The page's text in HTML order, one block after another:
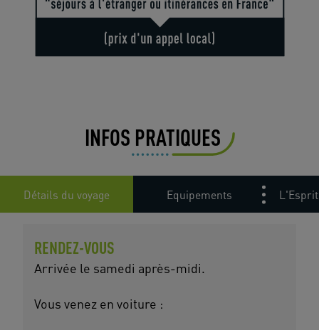
INFOS PRATIQUES
Détails du voyage Equipements
RENDEZ-VOUS
Arrivée le samedi après-midi.
Vous venez en voiture :